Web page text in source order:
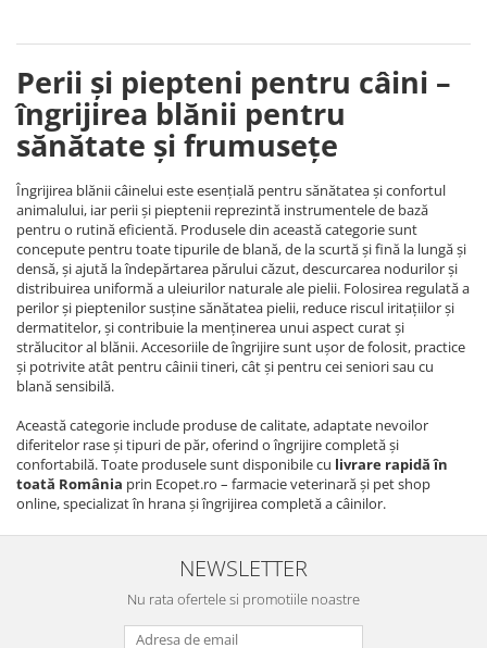
Perii și piepteni pentru câini –
îngrijirea blănii pentru
sănătate și frumusețe
Îngrijirea blănii câinelui este esențială pentru sănătatea și confortul
animalului, iar perii și pieptenii reprezintă instrumentele de bază
pentru o rutină eficientă. Produsele din această categorie sunt
concepute pentru toate tipurile de blană, de la scurtă și fină la lungă și
densă, și ajută la îndepărtarea părului căzut, descurcarea nodurilor și
distribuirea uniformă a uleiurilor naturale ale pielii. Folosirea regulată a
perilor și pieptenilor susține sănătatea pielii, reduce riscul iritațiilor și
dermatitelor, și contribuie la menținerea unui aspect curat și
strălucitor al blănii. Accesoriile de îngrijire sunt ușor de folosit, practice
și potrivite atât pentru câinii tineri, cât și pentru cei seniori sau cu
blană sensibilă.
Această categorie include produse de calitate, adaptate nevoilor
diferitelor rase și tipuri de păr, oferind o îngrijire completă și
confortabilă. Toate produsele sunt disponibile cu livrare rapidă în
toată România prin Ecopet.ro – farmacie veterinară și pet shop
online, specializat în hrana și îngrijirea completă a câinilor.
NEWSLETTER
Nu rata ofertele si promotiile noastre